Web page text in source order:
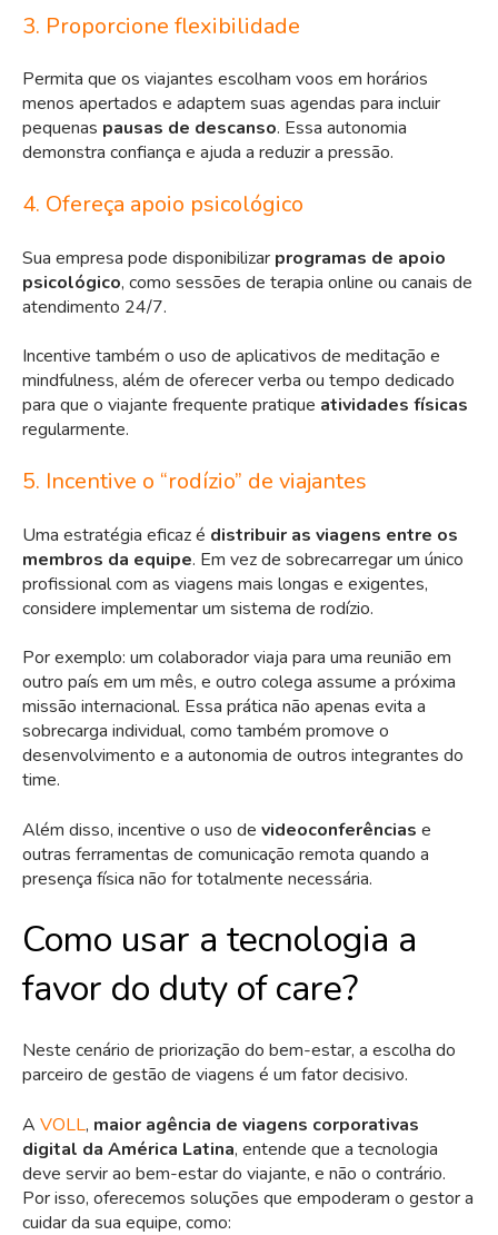
3. Proporcione flexibilidade
Permita que os viajantes escolham voos em horários
menos apertados e adaptem suas agendas para incluir
pequenas pausas de descanso. Essa autonomia
demonstra confiança e ajuda a reduzir a pressão.
4. Ofereça apoio psicológico
Sua empresa pode disponibilizar programas de apoio
psicológico, como sessões de terapia online ou canais de
atendimento 24/7.
Incentive também o uso de aplicativos de meditação e
mindfulness, além de oferecer verba ou tempo dedicado
para que o viajante frequente pratique atividades físicas
regularmente.
5. Incentive o “rodízio” de viajantes
Uma estratégia eficaz é distribuir as viagens entre os
membros da equipe. Em vez de sobrecarregar um único
profissional com as viagens mais longas e exigentes,
considere implementar um sistema de rodízio.
Por exemplo: um colaborador viaja para uma reunião em
outro país em um mês, e outro colega assume a próxima
missão internacional. Essa prática não apenas evita a
sobrecarga individual, como também promove o
desenvolvimento e a autonomia de outros integrantes do
time.
Além disso, incentive o uso de videoconferências e
outras ferramentas de comunicação remota quando a
presença física não for totalmente necessária.
Como usar a tecnologia a
favor do duty of care?
Neste cenário de priorização do bem-estar, a escolha do
parceiro de gestão de viagens é um fator decisivo.
A VOLL, maior agência de viagens corporativas
digital da América Latina, entende que a tecnologia
deve servir ao bem-estar do viajante, e não o contrário.
Por isso, oferecemos soluções que empoderam o gestor a
cuidar da sua equipe, como: